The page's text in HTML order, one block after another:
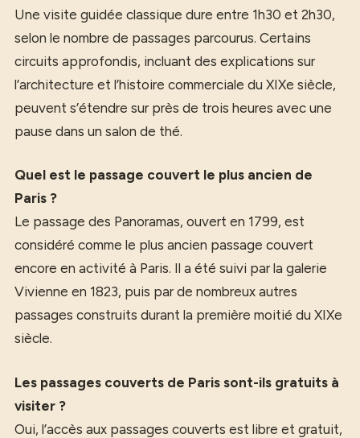
Une visite guidée classique dure entre 1h30 et 2h30,
selon le nombre de passages parcourus. Certains
circuits approfondis, incluant des explications sur
l’architecture et l’histoire commerciale du XIXe siècle,
peuvent s’étendre sur près de trois heures avec une
pause dans un salon de thé.
Quel est le passage couvert le plus ancien de
Paris ?
Le passage des Panoramas, ouvert en 1799, est
considéré comme le plus ancien passage couvert
encore en activité à Paris. Il a été suivi par la galerie
Vivienne en 1823, puis par de nombreux autres
passages construits durant la première moitié du XIXe
siècle.
Les passages couverts de Paris sont-ils gratuits à
visiter ?
Oui, l’accès aux passages couverts est libre et gratuit,